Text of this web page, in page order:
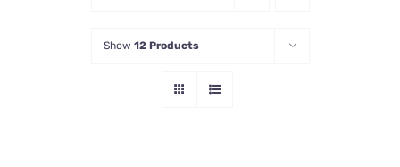
Show 12 Products